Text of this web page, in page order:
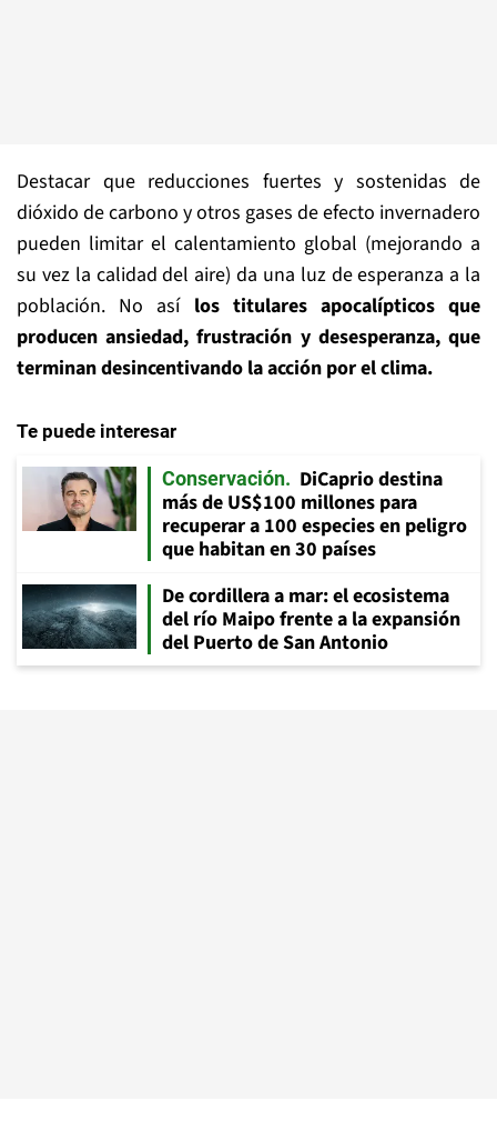
Destacar que reducciones fuertes y sostenidas de
dióxido de carbono y otros gases de efecto invernadero
pueden limitar el calentamiento global (mejorando a
su vez la calidad del aire) da una luz de esperanza a la
población. No así los titulares apocalípticos que
producen ansiedad, frustración y desesperanza, que
terminan desincentivando la acción por el clima.
Te puede interesar
Conservación
DiCaprio destina
más de US$100 millones para
recuperar a 100 especies en peligro
que habitan en 30 países
De cordillera a mar: el ecosistema
del río Maipo frente a la expansión
del Puerto de San Antonio